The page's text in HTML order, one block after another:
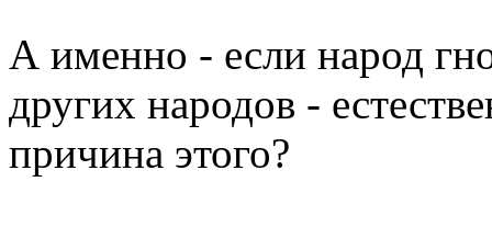
А именно - если народ
других народов -
причина этого?